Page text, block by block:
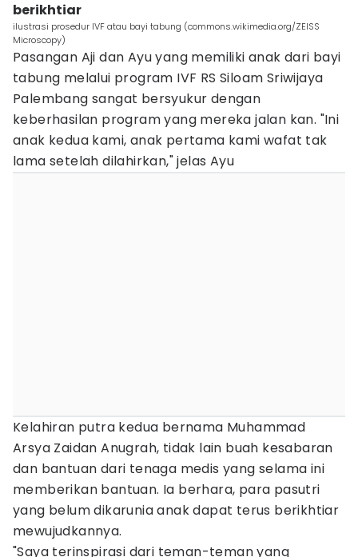
berikhtiar
ilustrasi prosedur IVF atau bayi tabung (commons.wikimedia.org/ZEISS
Microscopy)
Pasangan Aji dan Ayu yang memiliki anak dari bayi
tabung melalui program IVF RS Siloam Sriwijaya
Palembang sangat bersyukur dengan
keberhasilan program yang mereka jalan kan. "Ini
anak kedua kami, anak pertama kami wafat tak
lama setelah dilahirkan," jelas Ayu
Kelahiran putra kedua bernama Muhammad
Arsya Zaidan Anugrah, tidak lain buah kesabaran
dan bantuan dari tenaga medis yang selama ini
memberikan bantuan. Ia berhara, para pasutri
yang belum dikarunia anak dapat terus berikhtiar
mewujudkannya.
"Saya terinspirasi dari teman-teman yang